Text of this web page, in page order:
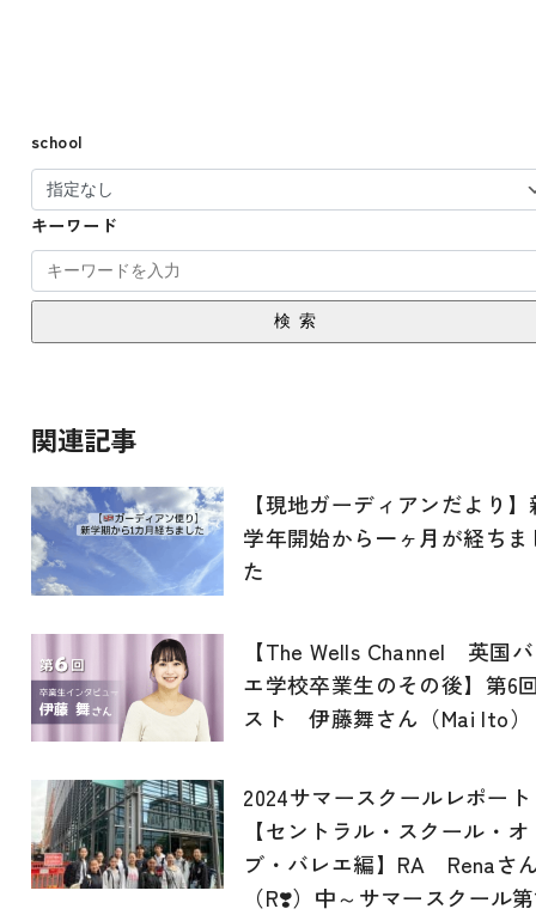
school
キーワード
検索
関連記事
【現地ガーディアンだより】
学年開始から一ヶ月が経ちま
た
【The Wells Channel 英国
エ学校卒業生のその後】第6
スト 伊藤舞さん（Mai Ito）
2024サマースクールレポート
【セントラル・スクール・オ
ブ・バレエ編】RA Renaさ
（R❣️）中～サマースクール